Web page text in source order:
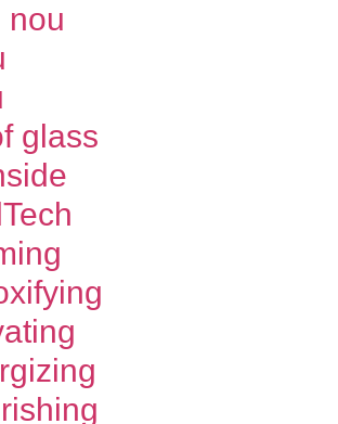
nou
glass